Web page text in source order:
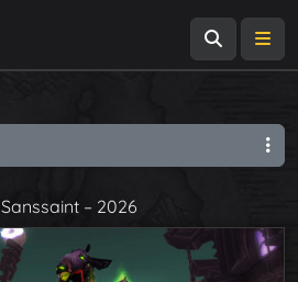
Sanssaint – 2026